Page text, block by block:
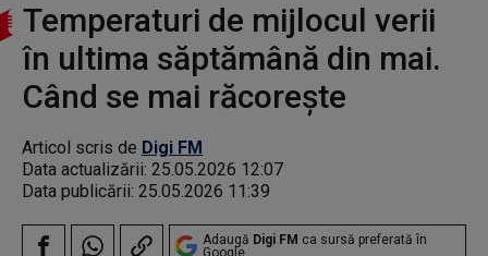
Temperaturi de mijlocul verii
în ultima săptămână din mai.
Când se mai răcorește
Articol scris de Digi FM
Data actualizării: 25.05.2026 12:07
Data publicării: 25.05.2026 11:39
Adaugă Digi FM ca sursă preferată în
Google